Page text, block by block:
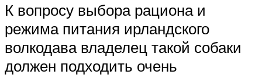
К вопросу выбора рациона и
режима питания ирландского
волкодава владелец такой собаки
должен подходить очень